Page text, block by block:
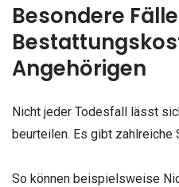
Besondere
Angehörigen
Nicht jeder Todesfall lässt
beurteilen. Es gibt zahlreiche
So können beispielsweise